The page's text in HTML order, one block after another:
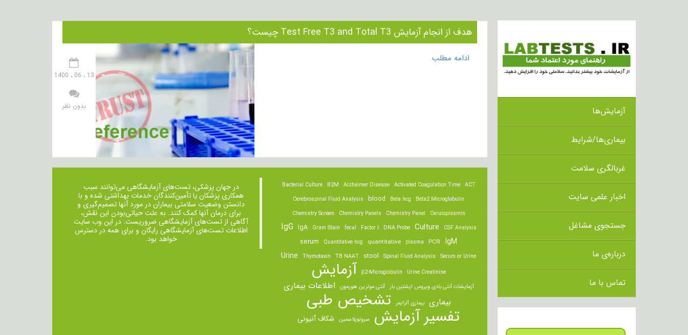
آزمایش‌ها
بیماری‌ها/شرایط
غربالگری سلامت
اخبار علمی سایت
جستجوی مشاغل
درباره‌ی ما
تماس با ما
هدف از انجام آزمایش Test Free T3 and Total T3 چیست؟
13 ، 06 ، 1400
بدون نظر
ادامه مطلب
ACT
Activated Coagulation Time
Alzheimer Disease
B2M
Bacterial Culture
Beta2 Microglobulin
Beta hcg
blood
Cerebrospinal Fluid Analysis
Ceruloplasmin
Chemistry Panel
Chemistry Panels
Chemistry Screen
CSF Analysis
Culture
DNA Probe
Factor I
fecal
Gram Stain
IgA
IgG
IgM
PCR
plasma
quantitative
Quantitative hcg
serum
Serum or Urine
Spinal Fluid Analysis
stool
TB NAAT
Thymotaxin
Urine
Urine Creatinine
β2-Microglobulin آزمایش
آزمایشات آنتی بادی ویروس اپشتین بار آنتی مولرین هورمون اطلاعات بیماری
بیماری بیماری آلزایمر تشخیص طبی
تفسیر آزمایش سرولوپلاسمین شکاف آنیونی
در جهان پزشکی، تست‌های آزمایشگاهی می‌توانند سبب
همکاری پزشکان یا تأمین‌کنندگان خدمات بهداشتی شده و با
دانستن وضعیت سلامتی بیماران در مورد آنها تصمیم‌گیری و
برای درمان ‌آنها کمک کنند. به علت حیاتی‌بودن این نقش،
آگاهی از تست‌های آزمایشگاهی ضروریست. در این وب سایت
اطلاعات تست‌های آزمایشگاهی رایگان و برای همه در دسترس
خواهد بود.